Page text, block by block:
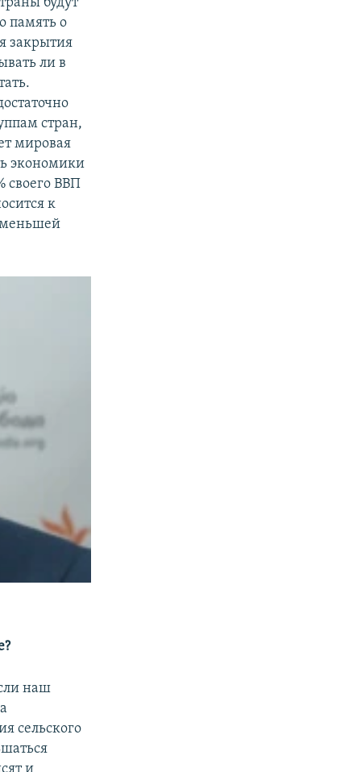
память о
закрытия
ли в
стран,
мировая
экономики
своего ВВП
к
меньшей
наш
сельского
и